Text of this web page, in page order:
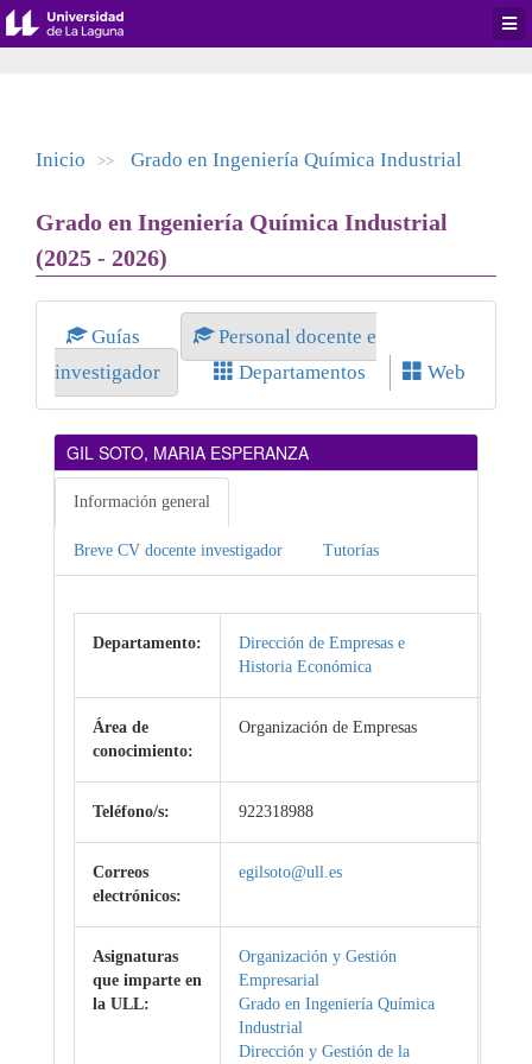
Inicio >> Grado en Ingeniería Química Industrial
Grado en Ingeniería Química Industrial
(2025 - 2026)
Guías
Personal docente e
investigador
Departamentos Web
GIL SOTO, MARIA ESPERANZA
Información general
Breve CV docente investigador Tutorías
Departamento:
Dirección de Empresas e
Historia Económica
Área de
conocimiento:
Organización de Empresas
Teléfono/s: 922318988
Correos
electrónicos:
egilsoto@ull.es
Asignaturas
que imparte en
la ULL:
Organización y Gestión
Empresarial
Grado en Ingeniería Química
Industrial
Dirección y Gestión de la